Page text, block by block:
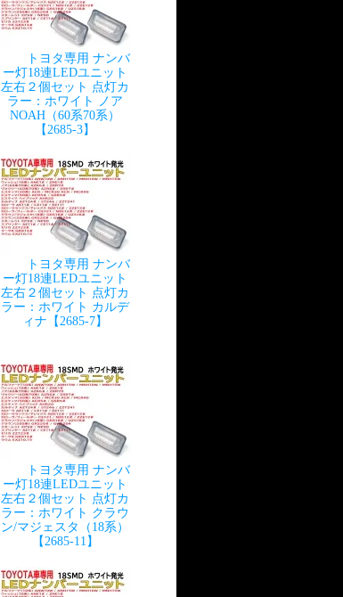
トヨタ専用 ナンバ
ー灯18連LEDユニット
左右２個セット 点灯カ
ラー：ホワイト ノア
NOAH（60系70系）
【2685-3】
トヨタ専用 ナンバ
ー灯18連LEDユニット
左右２個セット 点灯カ
ラー：ホワイト カルデ
ィナ【2685-7】
トヨタ専用 ナンバ
ー灯18連LEDユニット
左右２個セット 点灯カ
ラー：ホワイト クラウ
ン/マジェスタ（18系）
【2685-11】